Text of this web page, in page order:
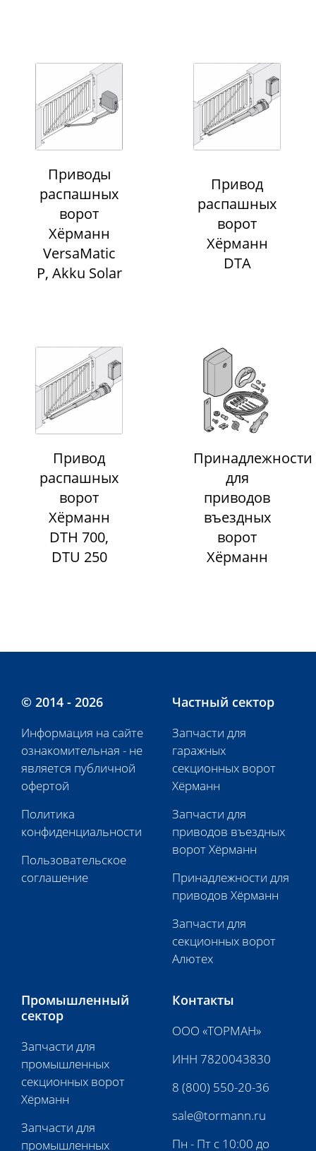
Приводы
распашных
ворот
Хёрманн
VersaMatic
P, Akku Solar
Привод
распашных
ворот
Хёрманн
DTA
Привод
распашных
ворот
Хёрманн
DTH 700,
DTU 250
Принадлежности
для
приводов
въездных
ворот
Хёрманн
© 2014 - 2026
Информация на сайте
ознакомительная - не
является публичной
офертой
Политика
конфиденциальности
Пользовательское
соглашение
Частный сектор
Запчасти для
гаражных
секционных ворот
Хёрманн
Запчасти для
приводов въездных
ворот Хёрманн
Принадлежности для
приводов Хёрманн
Запчасти для
секционных ворот
Алютех
Промышленный
сектор
Запчасти для
промышленных
секционных ворот
Хёрманн
Запчасти для
промышленных
Контакты
ООО «ТОРМАН»
ИНН 7820043830
8 (800) 550-20-36
sale@tormann.ru
Пн - Пт с 10:00 до